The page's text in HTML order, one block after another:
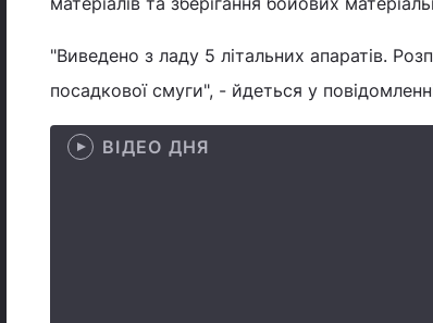
"Виведено з ладу 5 літальних апаратів.
посадкової смуги", - йдеться у
ВІДЕО ДНЯ